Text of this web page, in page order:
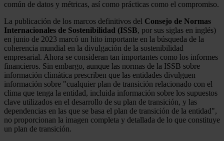
común de datos y métricas, así como prácticas como el compromiso.
La publicación de los marcos definitivos del Consejo de Normas
Internacionales de Sostenibilidad (ISSB, por sus siglas en inglés)
en junio de 2023 marcó un hito importante en la búsqueda de la
coherencia mundial en la divulgación de la sostenibilidad
empresarial. Ahora se consideran tan importantes como los informes
financieros. Sin embargo, aunque las normas de la ISSB sobre
información climática prescriben que las entidades divulguen
información sobre "cualquier plan de transición relacionado con el
clima que tenga la entidad, incluida información sobre los supuestos
clave utilizados en el desarrollo de su plan de transición, y las
dependencias en las que se basa el plan de transición de la entidad",
no proporcionan la imagen completa y detallada de lo que constituye
un plan de transición.